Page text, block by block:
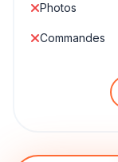
Photos
Commandes